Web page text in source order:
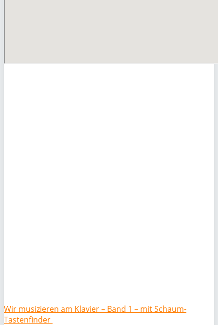
Wir musizieren am Klavier – Band 1 – mit Schaum-
Tastenfinder